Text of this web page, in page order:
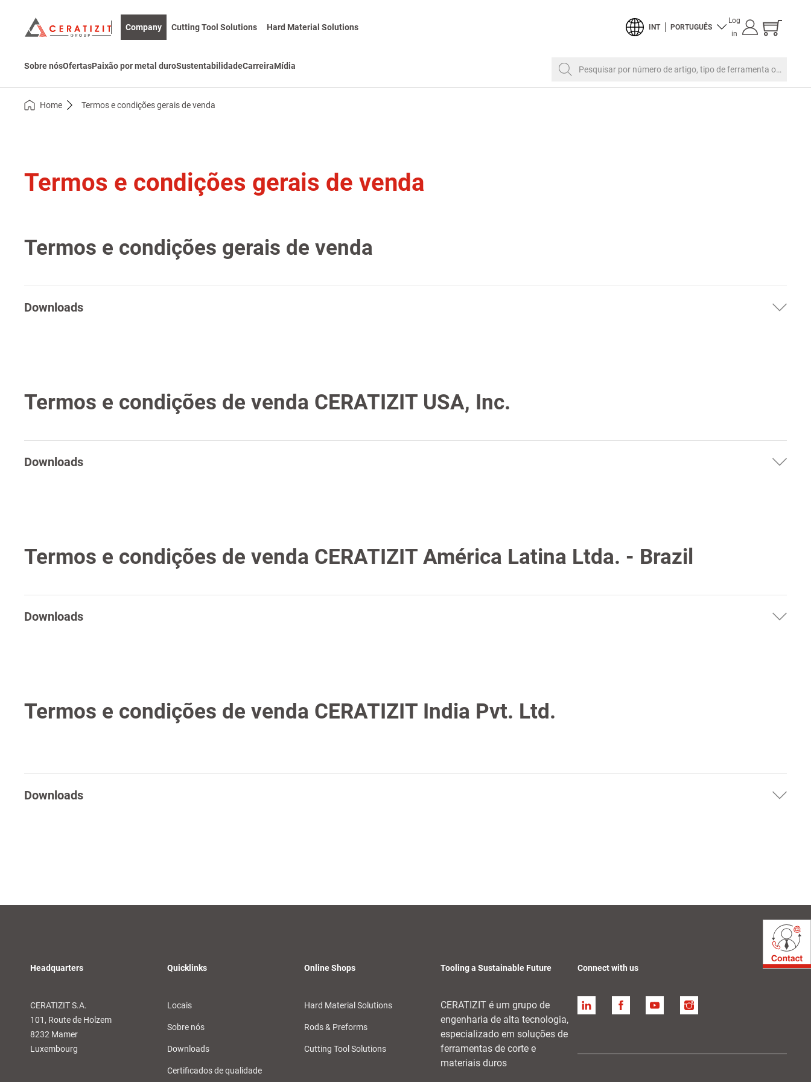
Company Cutting Tool Solutions Hard Material Solutions INT PORTUGUÊS
Log
in
Mostrar
o
Sobre nósOfertasPaixão por metal duroSustentabilidadeCarreiraMídia Pesquisar por número de artigo, tipo de ferramenta ou
Home Termos e condições gerais de venda
Termos e condições gerais de venda
Termos e condições gerais de venda
Downloads
Termos e condições de venda CERATIZIT USA, Inc.
Downloads
Termos e condições de venda CERATIZIT América Latina Ltda. - Brazil
Downloads
Termos e condições de venda CERATIZIT India Pvt. Ltd.
Downloads
Headquarters
CERATIZIT S.A.
101, Route de Holzem
8232 Mamer
Luxembourg
Quicklinks
Locais
Sobre nós
Downloads
Certificados de qualidade
Online Shops
Hard Material Solutions
Rods & Preforms
Cutting Tool Solutions
Tooling a Sustainable Future
CERATIZIT é um grupo de
engenharia de alta tecnologia,
especializado em soluções de
ferramentas de corte e
materiais duros
Connect with us
Linkedin FacebookYouTubeInstagram